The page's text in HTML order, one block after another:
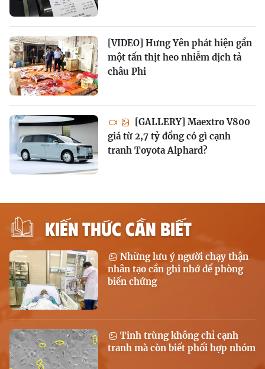
[VIDEO] Hưng Yên phát hiện gần
một tấn thịt heo nhiễm dịch tả
châu Phi
[GALLERY] Maextro V800
giá từ 2,7 tỷ đồng có gì cạnh
tranh Toyota Alphard?
KIẾN THỨC CẦN BIẾT
Những lưu ý người chạy thận
nhân tạo cần ghi nhớ để phòng
biến chứng
Tinh trùng không chỉ cạnh
tranh mà còn biết phối hợp nhóm